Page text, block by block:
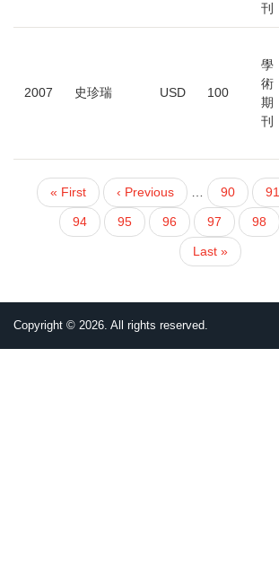
刊
2007 史珍瑞 USD 100
學
術
期
刊
PAGINATION
First
page
« First
Previous
page
‹ Previous
頁
面
90
頁
面
91
目
前
94
頁
面
95
頁
面
96
頁
面
97
頁
面
98
Last
page
Last »
Copyright © 2026. All rights reserved.